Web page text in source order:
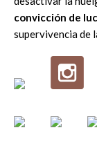
convicción de
supervivencia de